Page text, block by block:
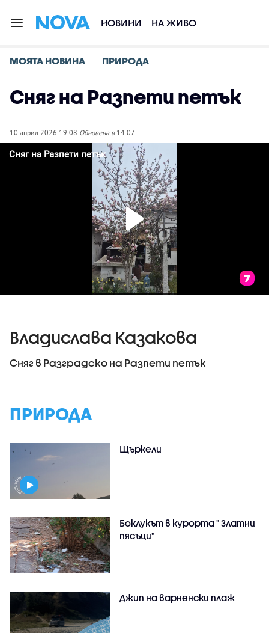
НОВИНИ НА ЖИВО
МОЯТА НОВИНА ПРИРОДА
Сняг на Разпети петък
10 април 2026 19:08 Обновена в14:07
Владислава Казакова
Сняг в Разградско на Разпети петък
ПРИРОДА
Щъркели
Боклукът в курорта " Златни
пясъци"
Джип на варненски плаж